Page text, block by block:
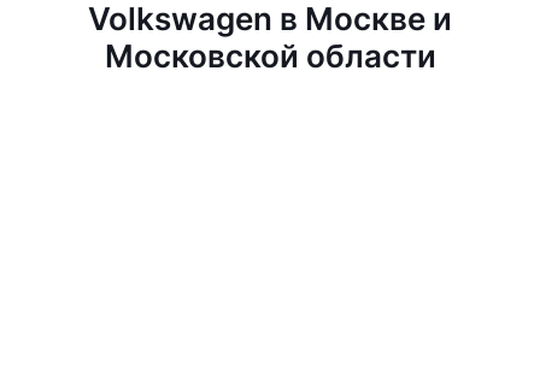
Volkswagen в Москве и
Московской области